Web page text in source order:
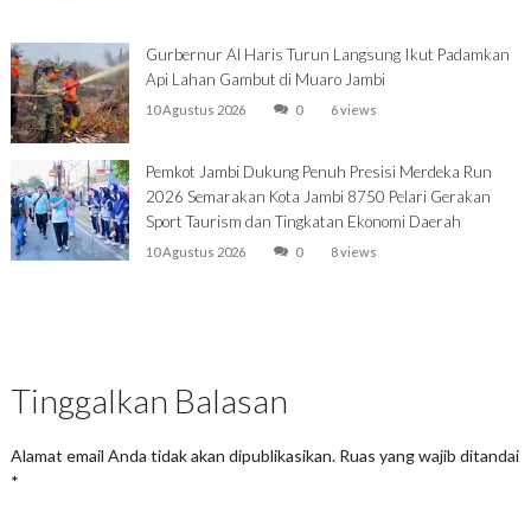
Gurbernur Al Haris Turun Langsung Ikut Padamkan
Api Lahan Gambut di Muaro Jambi
10 Agustus 2026 0 6 views
Pemkot Jambi Dukung Penuh Presisi Merdeka Run
2026 Semarakan Kota Jambi 8750 Pelari Gerakan
Sport Taurism dan Tingkatan Ekonomi Daerah
10 Agustus 2026 0 8 views
Tinggalkan Balasan
Alamat email Anda tidak akan dipublikasikan. Ruas yang wajib ditandai
*